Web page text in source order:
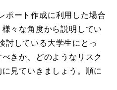
ポート作成に利用した場合
々な角度から説明してい
討している大学生にとっ
きか、どのようなリスク
見ていきましょう。順に